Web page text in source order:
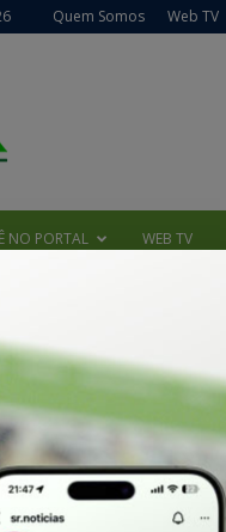
Quem Somos Web TV
NO PORTAL WEB TV